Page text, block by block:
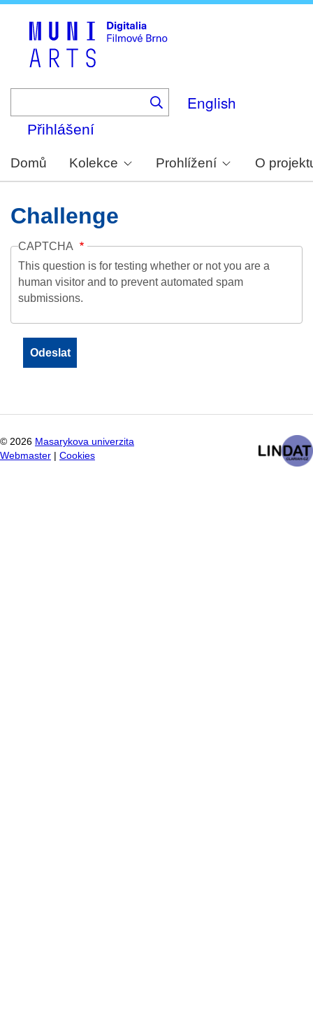
English
Přihlášení
Domů Kolekce Prohlížení O
Challenge
CAPTCHA
This question is for testing whether or not you are a
human visitor and to prevent automated spam
submissions.
© 2026 Masarykova univerzita
Webmaster
Cookies